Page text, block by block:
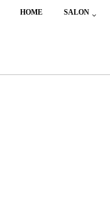
HOME SALON